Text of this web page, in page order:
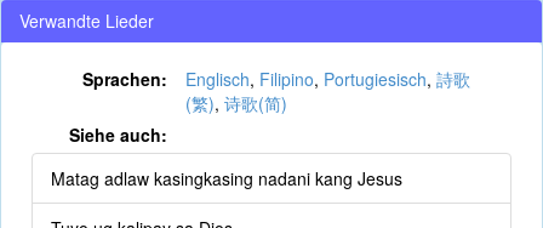
Verwandte Lieder
Sprachen: Englisch, Filipino, Portugiesisch, 詩歌
(繁), 诗歌(简)
Siehe auch:
Matag adlaw kasingkasing nadani kang Jesus